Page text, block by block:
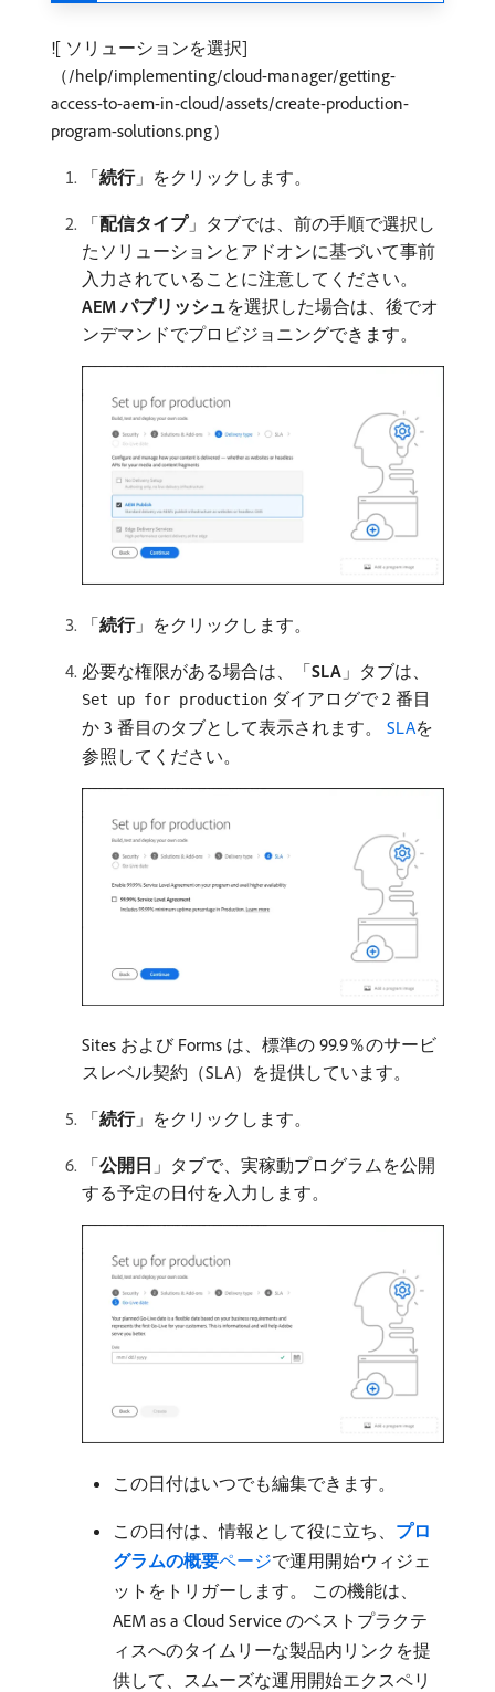
![ ソリューションを選択]
（/help/implementing/cloud-manager/getting-
access-to-aem-in-cloud/assets/create-production-
program-solutions.png）
「続行」をクリックします。
「配信タイプ」タブでは、前の手順で選択し
たソリューションとアドオンに基づいて事前
入力されていることに注意してください。
AEM パブリッシュ​を選択した場合は、後でオ
ンデマンドでプロビジョニングできます。
「続行」をクリックします。
必要な権限がある場合は、「SLA 」タブは、
Set up for production ダイアログで 2 番目
か 3 番目のタブとして表示されます。 SLAを
参照してください。
Sites および Forms は、標準の 99.9％のサービ
スレベル契約（SLA）を提供しています。
「続行」をクリックします。
「公開日 」タブで、実稼動プログラムを公開
する予定の日付を入力します。
この日付はいつでも編集できます。
この日付は、情報として役に立ち、 プロ
グラムの概要​ページで運用開始ウィジェ
ットをトリガーします。 この機能は、
AEM as a Cloud Service のベストプラクテ
ィスへのタイムリーな製品内リンクを提
供して、スムーズな運用開始エクスペリ